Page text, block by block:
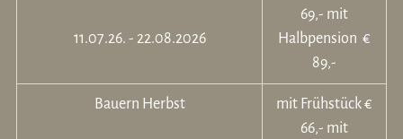
11.07.26. - 22.08.2026
69,- mit
Halbpension €
89,-
Bauern Herbst
mit Frühstück €
66,- mit